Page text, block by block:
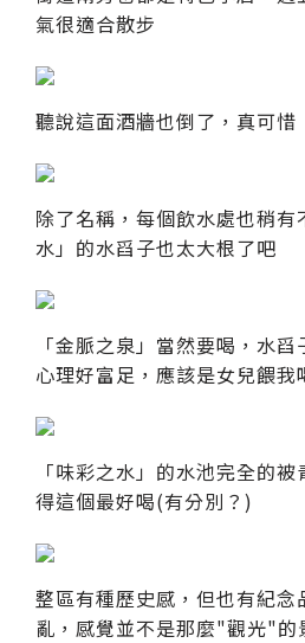
氣很適合散步
聽說這面酒牆也倒了，真可惜
除了名稱，每個飲水處也稍
水」的水舀子也太大根了吧
「金脈之泉」當然要喝，水
心理好富足，應該是女兒餵我
「味彩之水」的水池完全的
得這個最好喝(有分別？)
整區有種歷史感，但也有紀念
亂，感覺並不是那麼"觀光"的